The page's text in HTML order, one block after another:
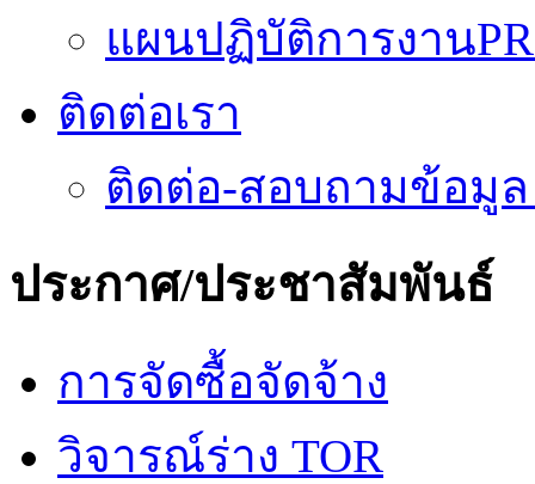
แผนปฏิบัติการงาน
ติดต่อเรา
ติดต่อ-สอบถามข้อมูล
ประกาศ/ประชาสัมพันธ์
การจัดซื้อจัดจ้าง
วิจารณ์ร่าง TOR